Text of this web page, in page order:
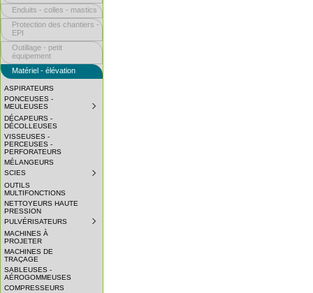
Enduits - colles - mastics
Protection des chantiers -
EPI
Outillage - petit
équipement
Matériel - élévation
ASPIRATEURS
PONCEUSES -
MEULEUSES
DÉCAPEURS -
DÉCOLLEUSES
VISSEUSES -
PERCEUSES -
PERFORATEURS
MÉLANGEURS
SCIES
OUTILS
MULTIFONCTIONS
NETTOYEURS HAUTE
PRESSION
PULVÉRISATEURS
MACHINES À
PROJETER
MACHINES DE
TRAÇAGE
SABLEUSES -
AÉROGOMMEUSES
COMPRESSEURS